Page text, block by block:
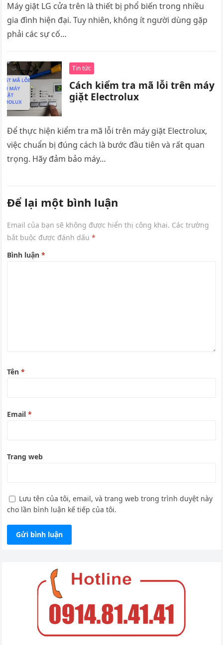
Máy giặt LG cửa trên là thiết bị phổ biến trong nhiều
gia đình hiện đại. Tuy nhiên, không ít người dùng gặp
phải các sự cố…
Tin tức
Cách kiểm tra mã lỗi trên máy
giặt Electrolux
Để thực hiện kiểm tra mã lỗi trên máy giặt Electrolux,
việc chuẩn bị đúng cách là bước đầu tiên và rất quan
trọng. Hãy đảm bảo máy…
Để lại một bình luận
Email của bạn sẽ không được hiển thị công khai. Các trường
bắt buộc được đánh dấu*
Bình luận*
Tên*
Email*
Trang web
Lưu tên của tôi, email, và trang web trong trình duyệt này
cho lần bình luận kế tiếp của tôi.